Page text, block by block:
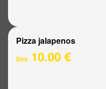
Pizza jalapenos
Dès 10.00 €